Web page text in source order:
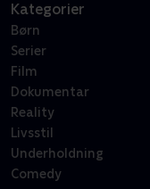
Kategorier
Børn
Serier
Film
Dokumentar
Reality
Livsstil
Underholdning
Comedy